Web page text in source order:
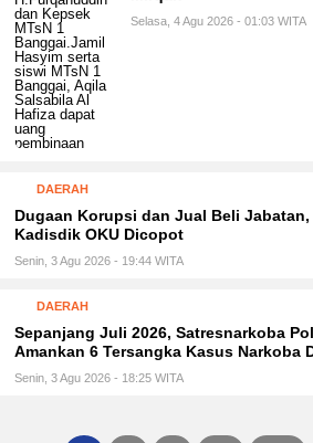
Selasa, 4 Agu 2026 - 01:03 WITA
DAERAH
Dugaan Korupsi dan Jual Beli
Kadisdik OKU Dicopot
Senin, 3 Agu 2026 - 19:44 WITA
DAERAH
Sepanjang Juli 2026, Satresnarkoba
Amankan 6 Tersangka Kasus Narkoba
Senin, 3 Agu 2026 - 18:25 WITA